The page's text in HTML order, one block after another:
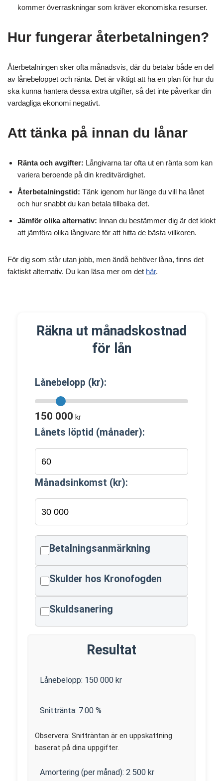
kommer överraskningar som kräver ekonomiska resurser.
Hur fungerar återbetalningen?
Återbetalningen sker ofta månadsvis, där du betalar både en del
av lånebeloppet och ränta. Det är viktigt att ha en plan för hur du
ska kunna hantera dessa extra utgifter, så det inte påverkar din
vardagliga ekonomi negativt.
Att tänka på innan du lånar
Ränta och avgifter: Långivarna tar ofta ut en ränta som kan
variera beroende på din kreditvärdighet.
Återbetalningstid: Tänk igenom hur länge du vill ha lånet
och hur snabbt du kan betala tillbaka det.
Jämför olika alternativ: Innan du bestämmer dig är det klokt
att jämföra olika långivare för att hitta de bästa villkoren.
För dig som står utan jobb, men ändå behöver låna, finns det
faktiskt alternativ. Du kan läsa mer om det här.
Räkna ut månadskostnad
för lån
Lånebelopp (kr):
150 000 kr
Lånets löptid (månader):
Månadsinkomst (kr):
Betalningsanmärkning
Skulder hos Kronofogden
Skuldsanering
Resultat
Lånebelopp: 150 000 kr
Snittränta: 7.00 %
Observera: Snitträntan är en uppskattning
baserat på dina uppgifter.
Amortering (per månad): 2 500 kr